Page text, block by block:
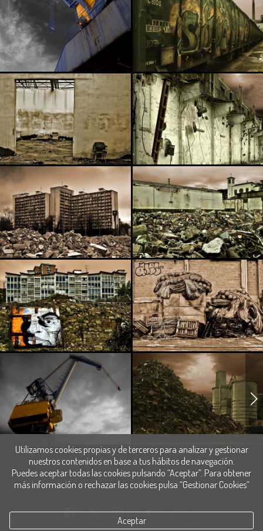
Utilizamos cookies propias y de terceros para analizar y gestionar
nuestros contenidos en base a tus hábitos de navegación.
Puedes aceptar todas las cookies pulsando “Aceptar”. Para obtener
más información o rechazar las cookies pulsa “Gestionar Cookies“
Aceptar